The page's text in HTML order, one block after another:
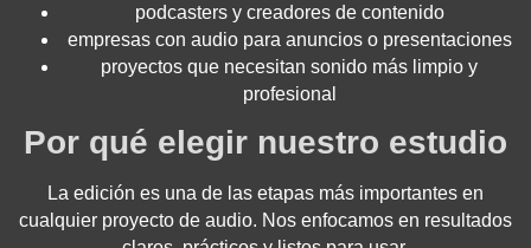
podcasters y creadores de contenido
empresas con audio para anuncios o presentaciones
proyectos que necesitan sonido más limpio y
profesional
Por qué elegir nuestro estudio
La edición es una de las etapas más importantes en
cualquier proyecto de audio. Nos enfocamos en resultados